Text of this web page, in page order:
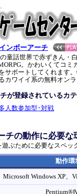
ンボーアーチ
童話世界で赤ずきん・
。かわいくてコミ
サポートしてくれます
カワイイ系の無料オン
が登録されているカ
人数参加型･対戦
チの動作に必要な
遊ぶために必要なスペッ
動作環
Microsoft Windows XP、